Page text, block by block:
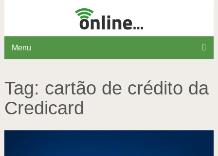
Menu
Tag: cartão de crédito da
Credicard